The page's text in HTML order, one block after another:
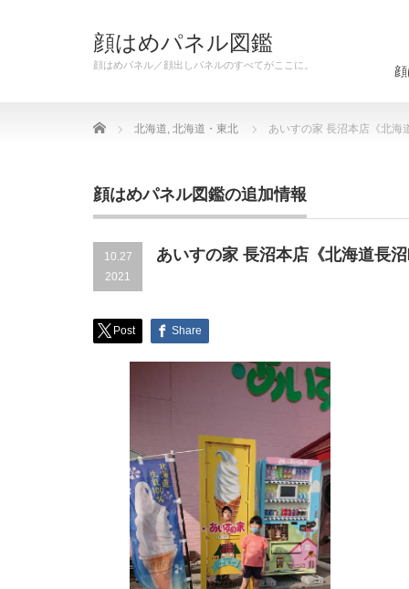
顔はめパネル図鑑
顔はめパネル／顔出しパネルのすべてがここに。
Home 北海道, 北海道・東北 あいすの家 長沼本店《北海
顔はめパネル図鑑の追加情報
10.27
2021
あいすの家 長沼本店《北海道長沼
Post Share